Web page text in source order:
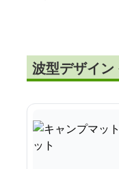
波型デザイン